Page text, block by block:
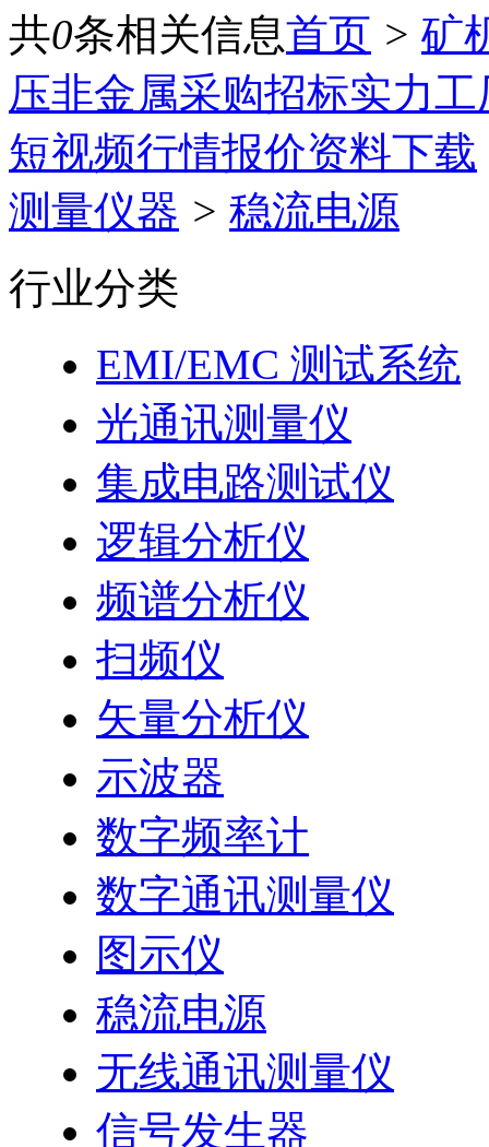
共0条相关信息首页 > 矿
压非金属采购招标实力工
短视频行情报价资料下载
测量仪器 > 稳流电源
行业分类
EMI/EMC 测试系统
光通讯测量仪
集成电路测试仪
逻辑分析仪
频谱分析仪
扫频仪
矢量分析仪
示波器
数字频率计
数字通讯测量仪
图示仪
稳流电源
无线通讯测量仪
信号发生器